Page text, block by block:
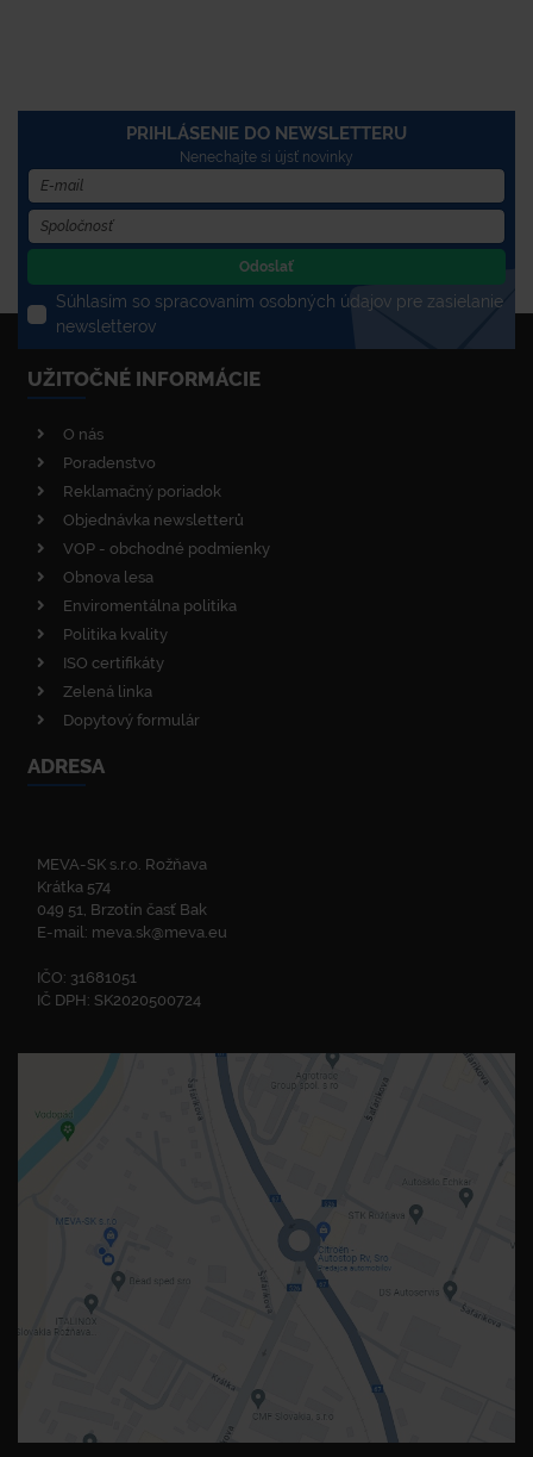
PRIHLÁSENIE DO NEWSLETTERU
Nenechajte si újsť novinky
Odoslať
Súhlasím so spracovaním osobných údajov pre zasielanie
newsletterov
UŽITOČNÉ INFORMÁCIE
O nás
Poradenstvo
Reklamačný poriadok
Objednávka newsletterů
VOP - obchodné podmienky
Obnova lesa
Enviromentálna politika
Politika kvality
ISO certifikáty
Zelená linka
Dopytový formulár
ADRESA
MEVA-SK s.r.o. Rožňava
Krátka 574
049 51, Brzotín časť Bak
E-mail: meva.sk@meva.eu
IČO: 31681051
IČ DPH: SK2020500724